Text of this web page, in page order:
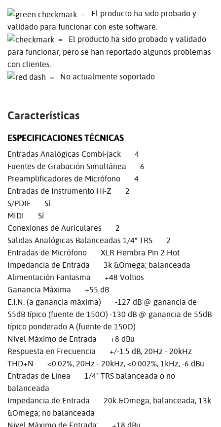
= El producto ha sido probado y
validado para funcionar con este software.
= El producto ha sido probado y validado
para funcionar, pero se han reportado algunos problemas
con clientes.
= No actualmente soportado
Características
ESPECIFICACIONES TÉCNICAS
Entradas Analógicas Combi-jack 4
Fuentes de Grabación Simultánea 6
Preamplificadores de Micrófono 4
Entradas de Instrumento Hi-Z 2
S/PDIF Sí
MIDI Sí
Conexiones de Auriculares 2
Salidas Analógicas Balanceadas 1/4" TRS 2
Entradas de Micrófono XLR Hembra Pin 2 Hot
Impedancia de Entrada 3k &Omega; balanceada
Alimentación Fantasma +48 Voltios
Ganancia Máxima +55 dB
E.I.N. (a ganancia máxima) -127 dB @ ganancia de
55dB típico (fuente de 150O) -130 dB @ ganancia de 55dB
típico ponderado A (fuente de 150O)
Nivel Máximo de Entrada +8 dBu
Respuesta en Frecuencia +/-1.5 dB, 20Hz - 20kHz
THD+N <0.02%, 20Hz - 20kHz, <0.002%, 1kHz, -6 dBu
Entradas de Línea 1/4" TRS balanceada o no
balanceada
Impedancia de Entrada 20k &Omega; balanceada, 13k
&Omega; no balanceada